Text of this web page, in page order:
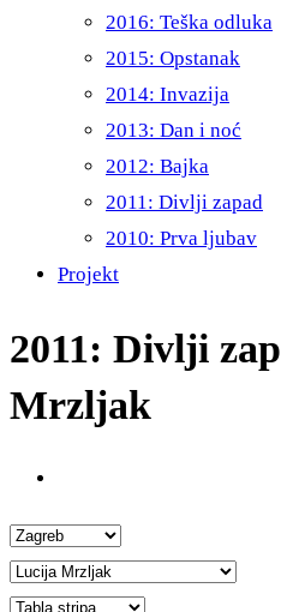
2016: Teška odluka
2015: Opstanak
2014: Invazija
2013: Dan i noć
2012: Bajka
2011: Divlji zapad
2010: Prva ljubav
Projekt
2011: Divlji
Mrzljak